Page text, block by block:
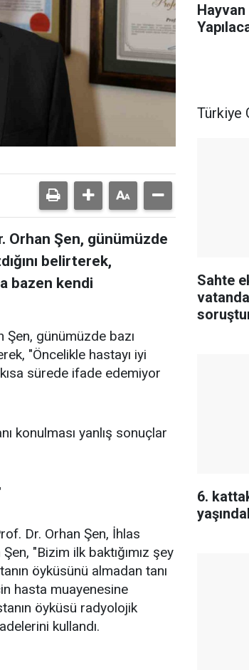
Orhan Şen, günümüzde
belirterek,
bazen kendi
Şen, günümüzde bazı
"Öncelikle hastayı iyi
sürede ifade edemiyor
konulması yanlış sonuçlar
Dr. Orhan Şen, İhlas
"Bizim ilk baktığımız şey
öyküsünü almadan tanı
hasta muayenesine
öyküsü radyolojik
kullandı.
Hayvan
Türkiye
Sahte
6.